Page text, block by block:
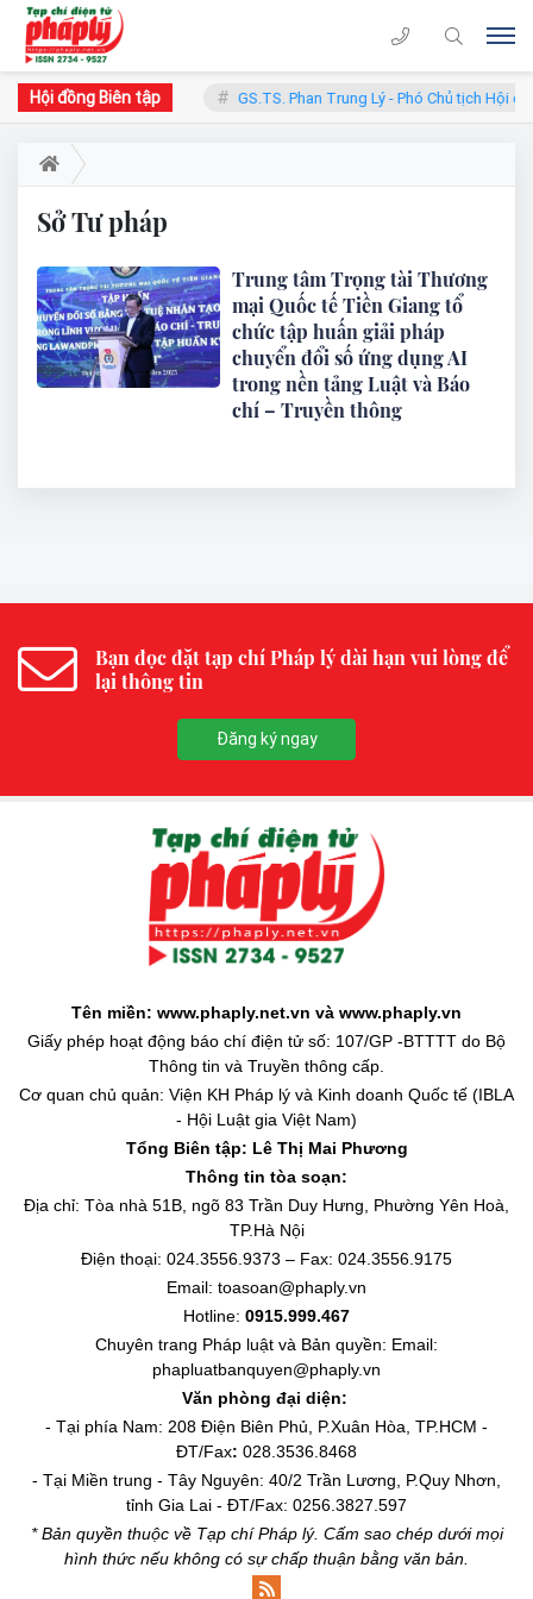
Hội đồng Biên tập
- Chủ tịch Hội đồng GS.TS. Phan Trung Lý - Phó Chủ tịch Hội
Sở Tư pháp
Trung tâm Trọng tài Thương
mại Quốc tế Tiền Giang tổ
chức tập huấn giải pháp
chuyển đổi số ứng dụng AI
trong nền tảng Luật và Báo
chí – Truyền thông
Bạn đọc đặt tạp chí Pháp lý dài hạn vui lòng để
lại thông tin
Đăng ký ngay
Tên miền: www.phaply.net.vn và www.phaply.vn
Giấy phép hoạt động báo chí điện tử số: 107/GP -BTTTT do Bộ
Thông tin và Truyền thông cấp.
Cơ quan chủ quản: Viện KH Pháp lý và Kinh doanh Quốc tế (IBLA
- Hội Luật gia Việt Nam)
Tổng Biên tập: Lê Thị Mai Phương
Thông tin tòa soạn:
Địa chỉ: Tòa nhà 51B, ngõ 83 Trần Duy Hưng, Phường Yên Hoà,
TP.Hà Nội
Điện thoại: 024.3556.9373 – Fax: 024.3556.9175
Email: toasoan@phaply.vn
Hotline: 0915.999.467
Chuyên trang Pháp luật và Bản quyền: Email:
phapluatbanquyen@phaply.vn
Văn phòng đại diện:
- Tại phía Nam: 208 Điện Biên Phủ, P.Xuân Hòa, TP.HCM -
ĐT/Fax: 028.3536.8468
- Tại Miền trung - Tây Nguyên: 40/2 Trần Lương, P.Quy Nhơn,
tỉnh Gia Lai - ĐT/Fax: 0256.3827.597
* Bản quyền thuộc về Tạp chí Pháp lý. Cấm sao chép dưới mọi
hình thức nếu không có sự chấp thuận bằng văn bản.